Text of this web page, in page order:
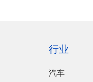
行业
汽车